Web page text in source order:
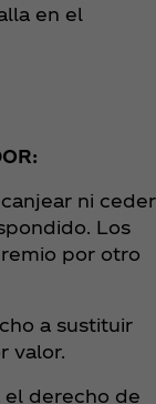
en el
ni ceder
Los
por otro
a sustituir
valor.
el derecho de